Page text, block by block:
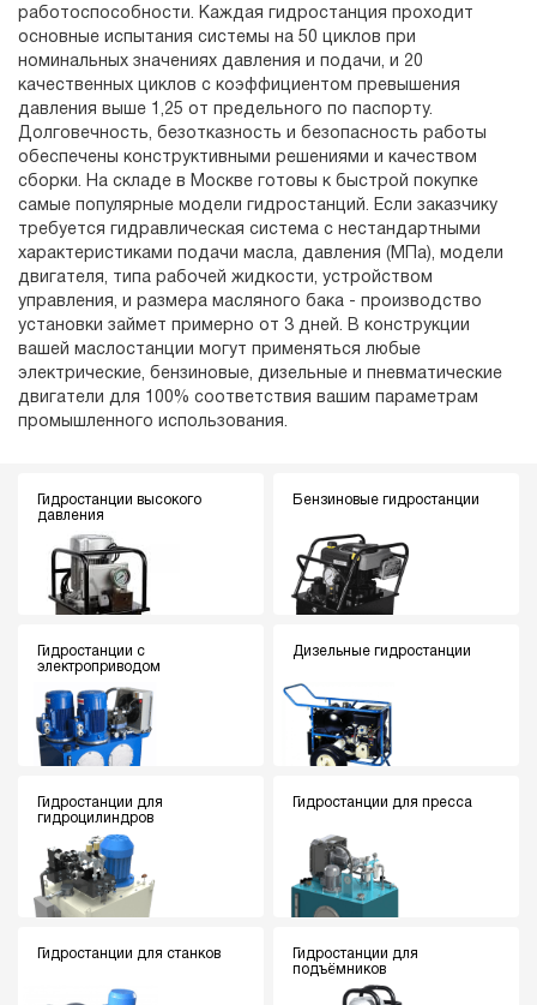
работоспособности. Каждая гидростанция проходит
основные испытания системы на 50 циклов при
номинальных значениях давления и подачи, и 20
качественных циклов с коэффициентом превышения
давления выше 1,25 от предельного по паспорту.
Долговечность, безотказность и безопасность работы
обеспечены конструктивными решениями и качеством
сборки. На складе в Москве готовы к быстрой покупке
самые популярные модели гидростанций. Если заказчику
требуется гидравлическая система с нестандартными
характеристиками подачи масла, давления (МПа), модели
двигателя, типа рабочей жидкости, устройством
управления, и размера масляного бака - производство
установки займет примерно от 3 дней. В конструкции
вашей маслостанции могут применяться любые
электрические, бензиновые, дизельные и пневматические
двигатели для 100% соответствия вашим параметрам
промышленного использования.
Гидростанции высокого
давления
Бензиновые гидростанции
Гидростанции с
электроприводом
Дизельные гидростанции
Гидростанции для
гидроцилиндров
Гидростанции для пресса
Гидростанции для станков
Гидростанции для
подъёмников